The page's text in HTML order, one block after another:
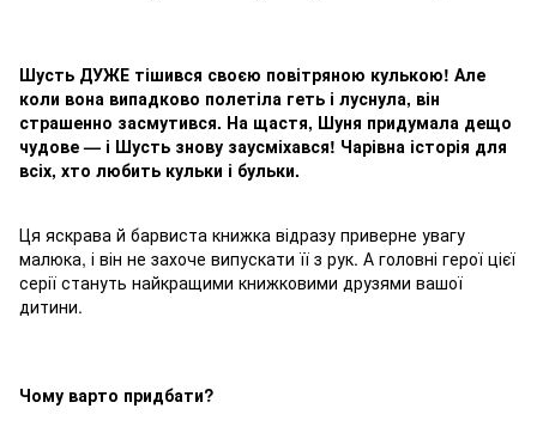
Шусть ДУЖЕ тішився своєю повітряною кулькою! Але
коли вона випадково полетіла геть і луснула, він
страшенно засмутився. На щастя, Шуня придумала дещо
чудове — і Шусть знову заусміхався! Чарівна історія для
всіх, хто любить кульки і бульки.
Ця яскрава й барвиста книжка відразу приверне увагу
малюка, і він не захоче випускати її з рук. А головні герої цієї
серії стануть найкращими книжковими друзями вашої
дитини.
Чому варто придбати?